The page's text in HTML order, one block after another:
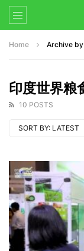
Home Archive by
印度世界粮
10 POSTS
SORT BY: LATEST